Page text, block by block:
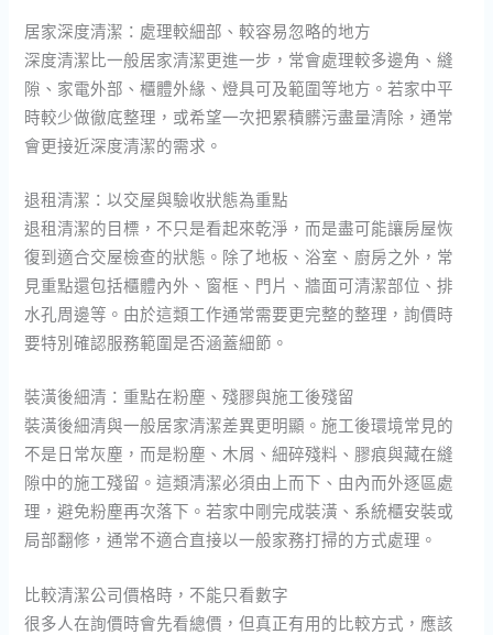
居家深度清潔：處理較細部、較容易忽略的地方
深度清潔比一般居家清潔更進一步，常會處理較多邊角、縫
隙、家電外部、櫃體外緣、燈具可及範圍等地方。若家中平
時較少做徹底整理，或希望一次把累積髒污盡量清除，通常
會更接近深度清潔的需求。
退租清潔：以交屋與驗收狀態為重點
退租清潔的目標，不只是看起來乾淨，而是盡可能讓房屋恢
復到適合交屋檢查的狀態。除了地板、浴室、廚房之外，常
見重點還包括櫃體內外、窗框、門片、牆面可清潔部位、排
水孔周邊等。由於這類工作通常需要更完整的整理，詢價時
要特別確認服務範圍是否涵蓋細節。
裝潢後細清：重點在粉塵、殘膠與施工後殘留
裝潢後細清與一般居家清潔差異更明顯。施工後環境常見的
不是日常灰塵，而是粉塵、木屑、細碎殘料、膠痕與藏在縫
隙中的施工殘留。這類清潔必須由上而下、由內而外逐區處
理，避免粉塵再次落下。若家中剛完成裝潢、系統櫃安裝或
局部翻修，通常不適合直接以一般家務打掃的方式處理。
比較清潔公司價格時，不能只看數字
很多人在詢價時會先看總價，但真正有用的比較方式，應該